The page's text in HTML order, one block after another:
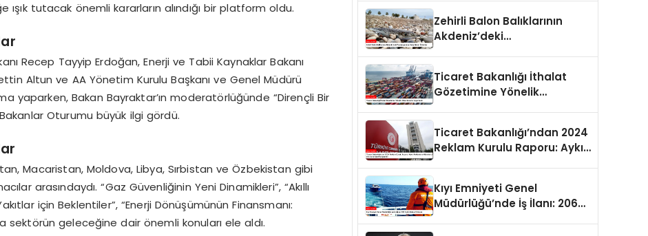
tutacak önemli kararların alındığı bir platform oldu.
Recep Tayyip Erdoğan, Enerji ve Tabii Kaynaklar Bakanı
Altun ve AA Yönetim Kurulu Başkanı ve Genel Müdürü
yaparken, Bakan Bayraktar’ın moderatörlüğünde “Dirençli Bir
Oturumu büyük ilgi gördü.
Macaristan, Moldova, Libya, Sırbistan ve Özbekistan gibi
arasındaydı. “Gaz Güvenliğinin Yeni Dinamikleri”, “Akıllı
için Beklentiler”, “Enerji Dönüşümünün Finansmanı:
sektörün geleceğine dair önemli konuları ele aldı.
Zehirli Balon Balıklarının
Akdeniz’deki
Ticaret Bakanlığı İthalat
Gözetimine Yönelik
Ticaret Bakanlığı’ndan 2024
Reklam Kurulu Raporu: Aykırı
Kıyı Emniyeti Genel
Müdürlüğü’nde İş İlanı: 206